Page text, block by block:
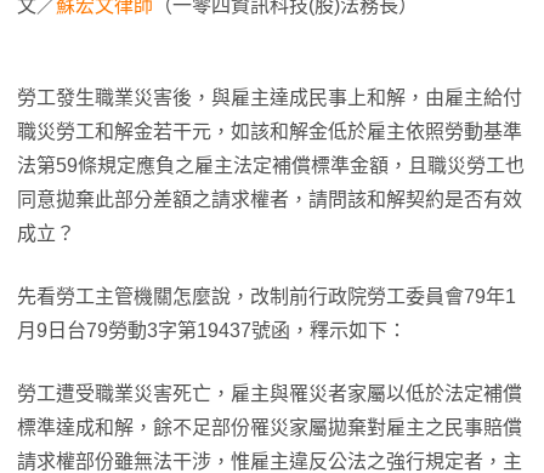
文／蘇宏文律師 （一零四資訊科技(股)法務長）
勞工發生職業災害後，與雇主達成民事上和解，由雇主給付
職災勞工和解金若干元，如該和解金低於雇主依照勞動基準
法第59條規定應負之雇主法定補償標準金額，且職災勞工也
同意拋棄此部分差額之請求權者，請問該和解契約是否有效
成立？
先看勞工主管機關怎麼說，改制前行政院勞工委員會79年1
月9日台79勞動3字第19437號函，釋示如下：
勞工遭受職業災害死亡，雇主與罹災者家屬以低於法定補償
標準達成和解，餘不足部份罹災家屬拋棄對雇主之民事賠償
請求權部份雖無法干涉，惟雇主違反公法之強行規定者，主